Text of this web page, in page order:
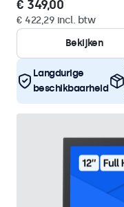
€ 349,00
€ 422,29 incl. btw
Bekijken
Langdurige
beschikbaarheid